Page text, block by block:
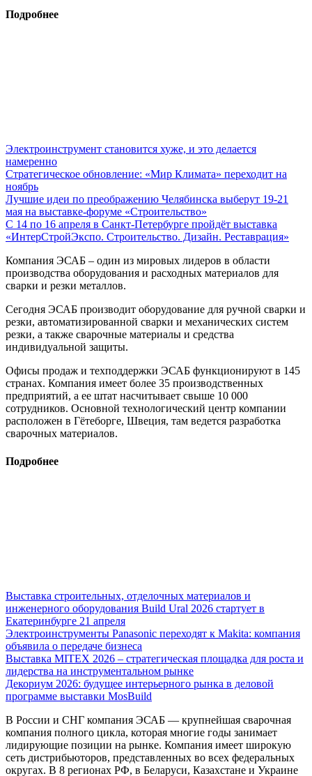
Подробнее
Электроинструмент становится хуже, и это делается
намеренно
Стратегическое обновление: «Мир Климата» переходит на
ноябрь
Лучшие идеи по преображению Челябинска выберут 19-21
мая на выставке-форуме «Строительство»
С 14 по 16 апреля в Санкт-Петербурге пройдёт выставка
«ИнтерСтройЭкспо. Строительство. Дизайн. Реставрация»
Компания ЭСАБ – один из мировых лидеров в области
производства оборудования и расходных материалов для
сварки и резки металлов.
Сегодня ЭСАБ производит оборудование для ручной сварки и
резки, автоматизированной сварки и механических систем
резки, а также сварочные материалы и средства
индивидуальной защиты.
Офисы продаж и техподдержки ЭСАБ функционируют в 145
странах. Компания имеет более 35 производственных
предприятий, а ее штат насчитывает свыше 10 000
сотрудников. Основной технологический центр компании
расположен в Гётеборге, Швеция, там ведется разработка
сварочных материалов.
Подробнее
Выставка строительных, отделочных материалов и
инженерного оборудования Build Ural 2026 стартует в
Екатеринбурге 21 апреля
Электроинструменты Panasonic переходят к Makita: компания
объявила о передаче бизнеса
Выставка MITEX 2026 – стратегическая площадка для роста и
лидерства на инструментальном рынке
Декориум 2026: будущее интерьерного рынка в деловой
программе выставки MosBuild
В России и СНГ компания ЭСАБ — крупнейшая сварочная
компания полного цикла, которая многие годы занимает
лидирующие позиции на рынке. Компания имеет широкую
сеть дистрибьюторов, представленных во всех федеральных
округах. В 8 регионах РФ, в Беларуси, Казахстане и Украине